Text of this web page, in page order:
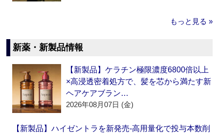
もっと見る »
新薬・新製品情報
【新製品】ケラチン極限濃度6800倍以上
×高浸透密着処方で、髪を芯から満たす新
ヘアケアブラン…
2026年08月07日 (金)
【新製品】ハイゼントラを新発売‐高用量化で投与本数削